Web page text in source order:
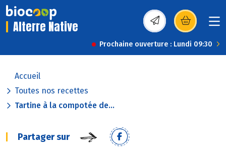
Alterre Native (s’ouvre dans une
Prochaine ouverture : Lundi 09:30
Accueil
Toutes nos recettes
Tartine à la compotée de...
Partager sur